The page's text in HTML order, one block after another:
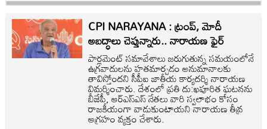
CPI NARAYANA : ట్రంప్, మోదీ
అబద్ధాలు చెప్తున్నారు.. నారాయణ ఫైర్
పార్లమెంట్ సమావేశాలు జరుగుతున్న సమయంలోనే
ఉగ్రవాదులను హతమార్చడం అనుమానాలకు
తావిస్తోందని సీపీఐ జాతీయ కార్యదర్శి నారాయణ
విమర్శించారు. దేశంలో ప్రతి దు:ఖపూరిత ఘటనను
బీజేపీ, ఆర్‌ఎస్ఎస్ నేతలు వారి స్వలాభం కోసం
రాజకీయంగా వాడుకుంటాయని నారాయణ తీవ్ర
ఆగ్రహం వ్యక్తం చేశారు.